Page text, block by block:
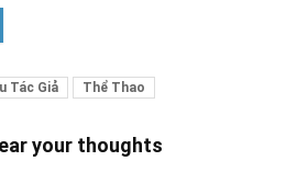
Tác Giả Thể Thao
your thoughts